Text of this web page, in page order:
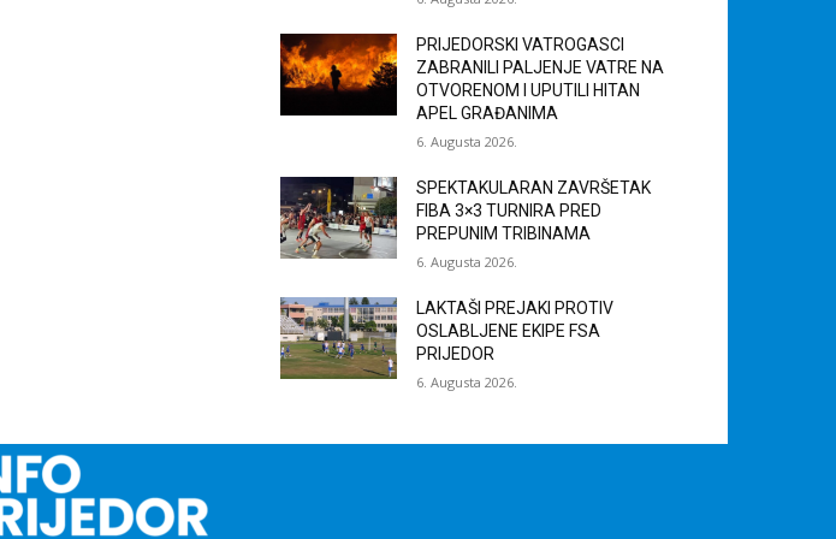
PRIJEDORSKI VATROGASCI
ZABRANILI PALJENJE VATRE NA
OTVORENOM I UPUTILI HITAN
APEL GRAĐANIMA
6. Augusta 2026.
SPEKTAKULARAN ZAVRŠETAK
FIBA 3×3 TURNIRA PRED
PREPUNIM TRIBINAMA
6. Augusta 2026.
LAKTAŠI PREJAKI PROTIV
OSLABLJENE EKIPE FSA
PRIJEDOR
6. Augusta 2026.